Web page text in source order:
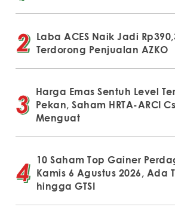
Laba ACES Naik Jadi
Terdorong Penjualan AZKO
Harga Emas Sentuh Level
Pekan, Saham HRTA-ARCI
Menguat
10 Saham Top Gainer
Kamis 6 Agustus 2026, Ada
hingga GTSI